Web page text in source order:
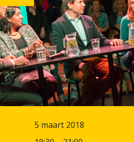
5 maart 2018